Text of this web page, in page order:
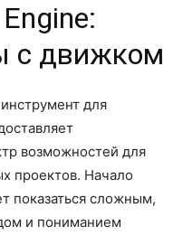
с движком
для
возможностей для
проектов. Начало
показаться сложным,
и пониманием